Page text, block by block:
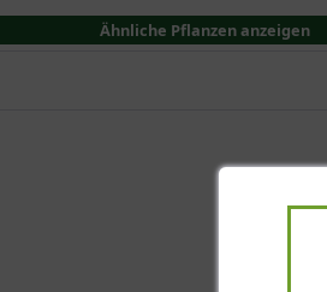
Ähnliche Pflanzen anzeigen